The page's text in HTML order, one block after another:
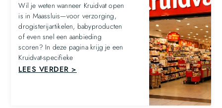
Wil je weten wanneer Kruidvat open
is in Maassluis—voor verzorging,
drogisterijartikelen, babyproducten
of even snel een aanbieding
scoren? In deze pagina krijg je een
Kruidvat-specifieke
LEES VERDER >